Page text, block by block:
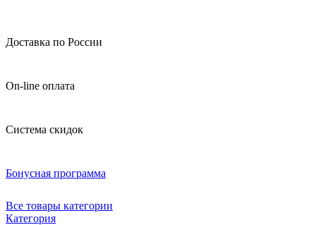
Доставка по России
On-line оплата
Система скидок
Бонусная программа
Все товары категории
Категория